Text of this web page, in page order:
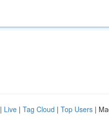
| Live | Tag Cloud | Top Users |